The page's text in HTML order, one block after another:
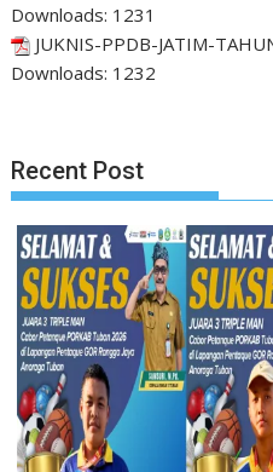
Downloads: 1231
JUKNIS-PPDB-JATIM-
Downloads: 1232
Recent Post